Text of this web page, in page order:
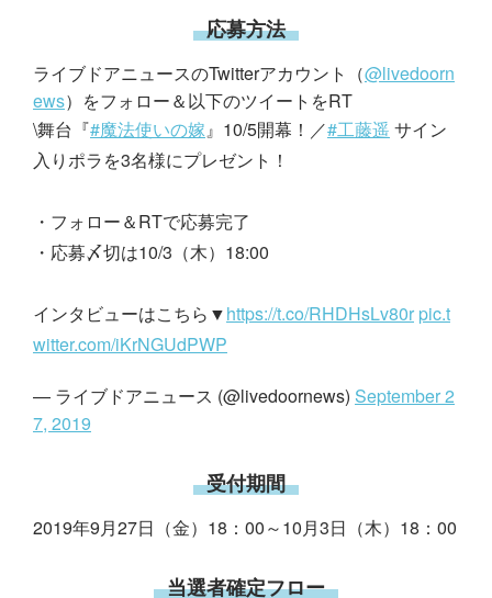
応募方法
ライブドアニュースのTwitterアカウント（@livedoorn
ews）をフォロー＆以下のツイートをRT
\舞台『#魔法使いの嫁』10/5開幕！／#工藤遥 サイン
入りポラを3名様にプレゼント！
・フォロー＆RTで応募完了
・応募〆切は10/3（木）18:00
インタビューはこちら▼https://t.co/RHDHsLv80r pic.t
witter.com/iKrNGUdPWP
— ライブドアニュース (@livedoornews) September 2
7, 2019
受付期間
2019年9月27日（金）18：00～10月3日（木）18：00
当選者確定フロー